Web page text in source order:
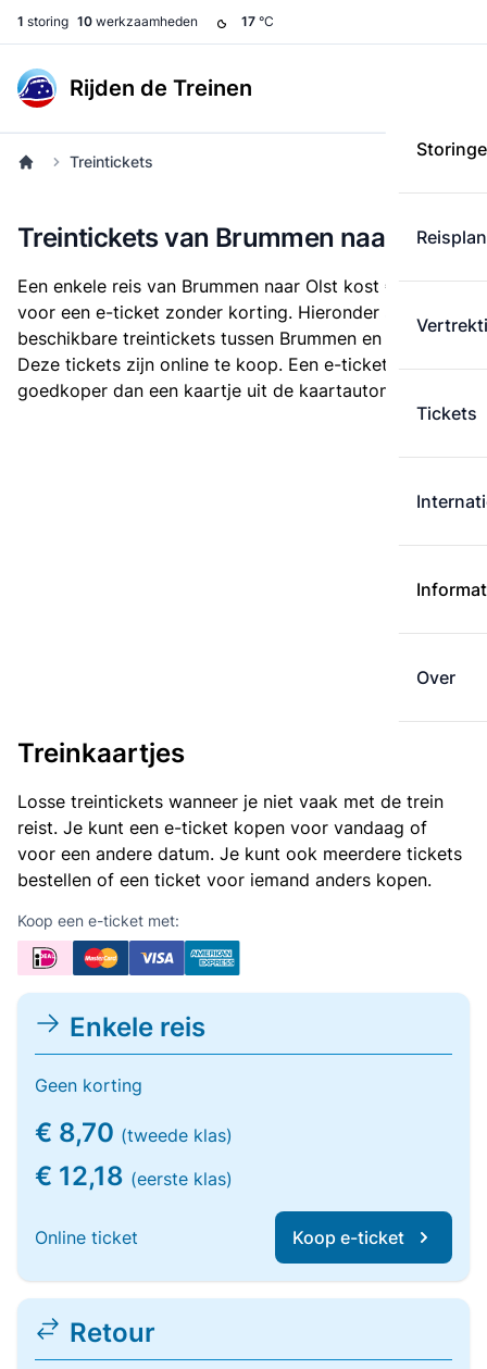
1 storing 10 werkzaamheden 17 °C
Rijden de Treinen
Tickets
Over
Treintickets
Treintickets van Brummen naar Olst
Een enkele reis van Brummen naar Olst kost € 8,70
voor een e-ticket zonder korting. Hieronder staan alle
beschikbare treintickets tussen Brummen en Olst.
Deze tickets zijn online te koop. Een e-ticket is altijd
goedkoper dan een kaartje uit de kaartautomaat.
Treinkaartjes
Losse treintickets wanneer je niet vaak met de trein
reist. Je kunt een e-ticket kopen voor vandaag of
voor een andere datum. Je kunt ook meerdere tickets
bestellen of een ticket voor iemand anders kopen.
Koop een e-ticket met:
Enkele reis
Geen korting
€ 8,70 (tweede klas)
€ 12,18 (eerste klas)
Online ticket Koop e-ticket
Retour